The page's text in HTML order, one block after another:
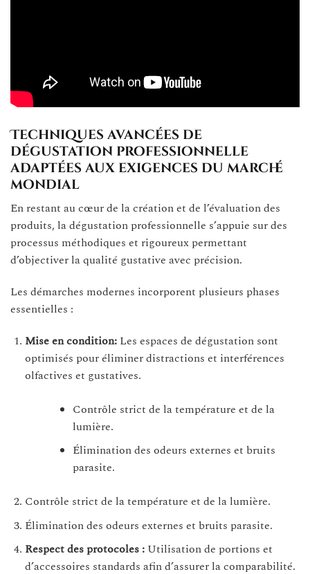
Techniques avancées de
dégustation professionnelle
adaptées aux exigences du marché
mondial
En restant au cœur de la création et de l’évaluation des
produits, la dégustation professionnelle s’appuie sur des
processus méthodiques et rigoureux permettant
d’objectiver la qualité gustative avec précision.
Les démarches modernes incorporent plusieurs phases
essentielles :
Mise en condition:Les espaces de dégustation sont
optimisés pour éliminer distractions et interférences
olfactives et gustatives.
Contrôle strict de la température et de la
lumière.
Élimination des odeurs externes et bruits
parasite.
Contrôle strict de la température et de la lumière.
Élimination des odeurs externes et bruits parasite.
Respect des protocoles :Utilisation de portions et
d’accessoires standards afin d’assurer la comparabilité.